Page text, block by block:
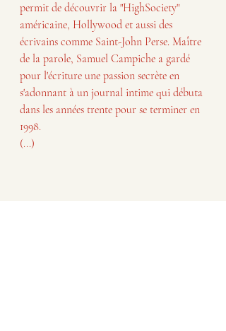
permit de découvrir la "HighSociety"
américaine, Hollywood et aussi des
écrivains comme Saint-John Perse. Maître
de la parole, Samuel Campiche a gardé
pour l'écriture une passion secrète en
s'adonnant à un journal intime qui débuta
dans les années trente pour se terminer en
1998.
(...)